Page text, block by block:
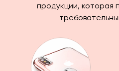
продукции, которая